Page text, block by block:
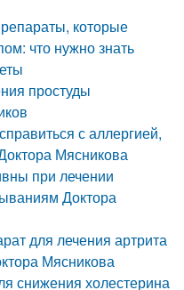
которые
что нужно знать
простуды
с аллергией,
Мясникова
при лечении
Доктора
для лечения артрита
Мясникова
снижения холестерина